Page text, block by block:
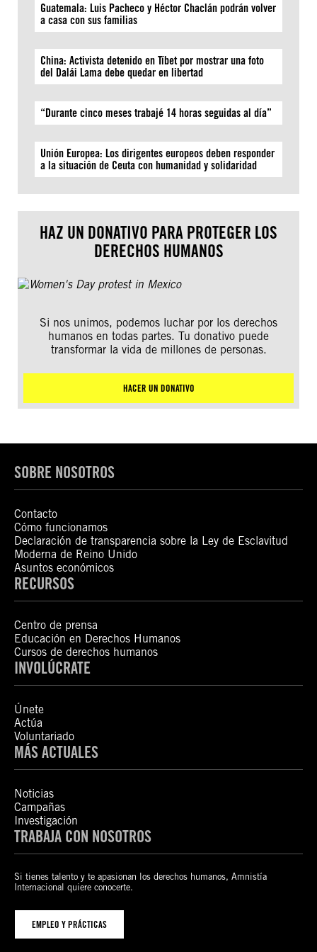
Guatemala: Luis Pacheco y Héctor Chaclán podrán volver
a casa con sus familias
China: Activista detenido en Tíbet por mostrar una foto
del Dalái Lama debe quedar en libertad
“Durante cinco meses trabajé 14 horas seguidas al día”
Unión Europea: Los dirigentes europeos deben responder
a la situación de Ceuta con humanidad y solidaridad
HAZ UN DONATIVO PARA PROTEGER LOS
DERECHOS HUMANOS
Si nos unimos, podemos luchar por los derechos
humanos en todas partes. Tu donativo puede
transformar la vida de millones de personas.
HACER UN DONATIVO
SOBRE NOSOTROS
Contacto
Cómo funcionamos
Declaración de transparencia sobre la Ley de Esclavitud
Moderna de Reino Unido
Asuntos económicos
RECURSOS
Centro de prensa
Educación en Derechos Humanos
Cursos de derechos humanos
INVOLÚCRATE
Únete
Actúa
Voluntariado
MÁS ACTUALES
Noticias
Campañas
Investigación
TRABAJA CON NOSOTROS
Si tienes talento y te apasionan los derechos humanos, Amnistía
Internacional quiere conocerte.
EMPLEO Y PRÁCTICAS